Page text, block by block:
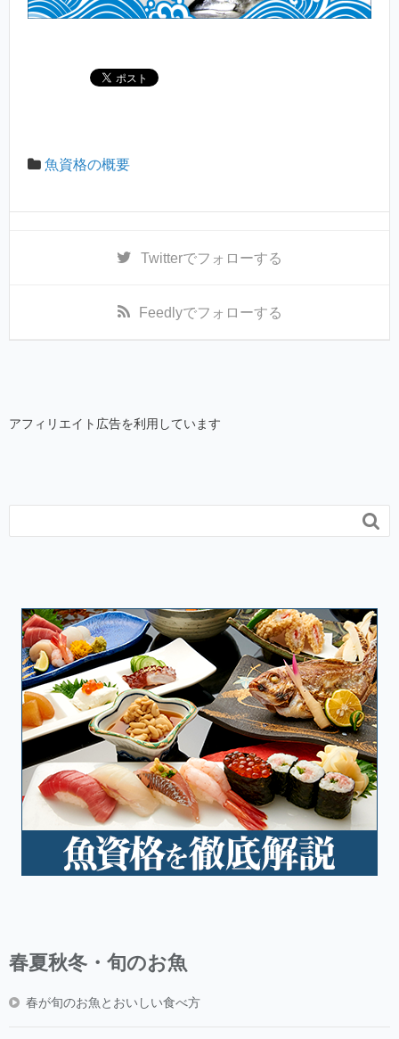
魚資格の概要
Twitterでフォローする
Feedlyでフォローする
アフィリエイト広告を利用しています

春夏秋冬・旬のお魚
春が旬のお魚とおいしい食べ方